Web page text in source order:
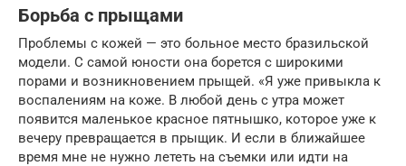
Борьба с прыщами
Проблемы с кожей — это больное место бразильской
модели. С самой юности она борется с широкими
порами и возникновением прыщей. «Я уже привыкла к
воспалениям на коже. В любой день с утра может
появится маленькое красное пятнышко, которое уже к
вечеру превращается в прыщик. И если в ближайшее
время мне не нужно лететь на съемки или идти на